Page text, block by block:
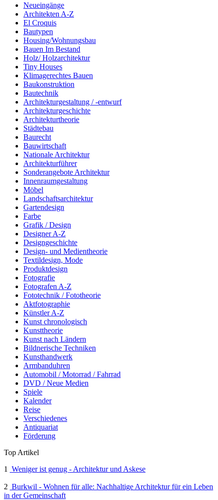
Neueingänge
Architekten A-Z
El Croquis
Bautypen
Housing/Wohnungsbau
Bauen Im Bestand
Holz/ Holzarchitektur
Tiny Houses
Klimagerechtes Bauen
Baukonstruktion
Bautechnik
Architekturgestaltung / -entwurf
Architekturgeschichte
Architekturtheorie
Städtebau
Baurecht
Bauwirtschaft
Nationale Architektur
Architekturführer
Sonderangebote Architektur
Innenraumgestaltung
Möbel
Landschaftsarchitektur
Gartendesign
Farbe
Grafik / Design
Designer A-Z
Designgeschichte
Design- und Medientheorie
Textildesign, Mode
Produktdesign
Fotografie
Fotografen A-Z
Fototechnik / Fototheorie
Aktfotographie
Künstler A-Z
Kunst chronologisch
Kunsttheorie
Kunst nach Ländern
Bildnerische Techniken
Kunsthandwerk
Armbanduhren
Automobil / Motorrad / Fahrrad
DVD / Neue Medien
Spiele
Kalender
Reise
Verschiedenes
Antiquariat
Förderung
Top Artikel
1
Weniger ist genug - Architektur und Askese
2 Burkwil - Wohnen für alle: Nachhaltige Architektur für ein Leben
in der Gemeinschaft